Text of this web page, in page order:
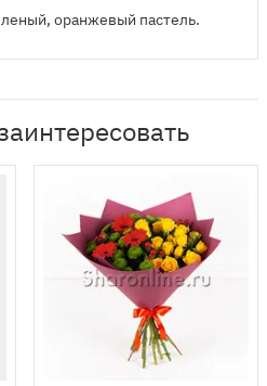
оранжевый пастель.